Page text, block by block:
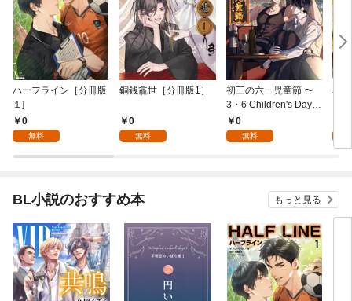
ハーフライン［分冊版
１]
0
無料
銅銭龕世［分冊版1］
0
無料
初三の六一児童節 〜
3・6 Children's Day fo
r You〜［分冊版1］
0
無料
烈
BL小説のおすすめ本 もっと見る